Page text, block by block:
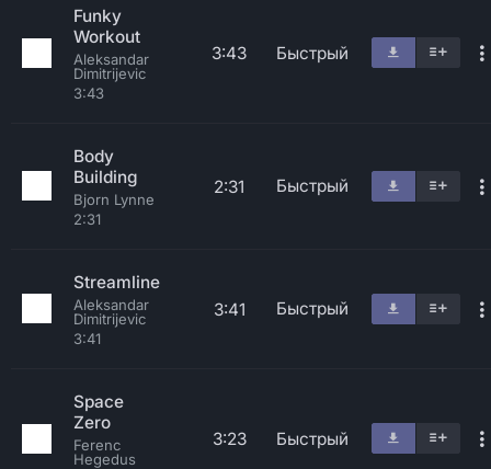
Funky
Workout
Aleksandar
Dimitrijevic
3:43
3:43 Быстрый
Body
Building
Bjorn Lynne
2:31
2:31 Быстрый
Streamline
Aleksandar
Dimitrijevic
3:41
3:41 Быстрый
Space
Zero
Ferenc
Hegedus
3:23 Быстрый